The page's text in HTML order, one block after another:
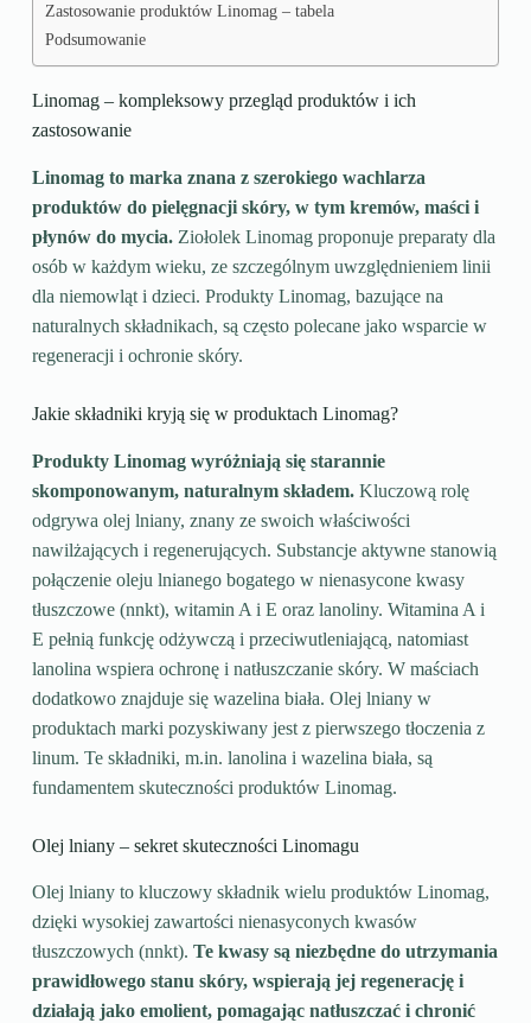
Zastosowanie produktów Linomag – tabela
Podsumowanie
Linomag – kompleksowy przegląd produktów i ich
zastosowanie
Linomag to marka znana z szerokiego wachlarza
produktów do pielęgnacji skóry, w tym kremów, maści i
płynów do mycia.Ziołolek Linomag proponuje preparaty dla
osób w każdym wieku, ze szczególnym uwzględnieniem linii
dla niemowląt i dzieci. Produkty Linomag, bazujące na
naturalnych składnikach, są często polecane jako wsparcie w
regeneracji i ochronie skóry.
Jakie składniki kryją się w produktach Linomag?
Produkty Linomag wyróżniają się starannie
skomponowanym, naturalnym składem.Kluczową rolę
odgrywa olej lniany, znany ze swoich właściwości
nawilżających i regenerujących. Substancje aktywne stanowią
połączenie oleju lnianego bogatego w nienasycone kwasy
tłuszczowe (nnkt), witamin A i E oraz lanoliny. Witamina A i
E pełnią funkcję odżywczą i przeciwutleniającą, natomiast
lanolina wspiera ochronę i natłuszczanie skóry. W maściach
dodatkowo znajduje się wazelina biała. Olej lniany w
produktach marki pozyskiwany jest z pierwszego tłoczenia z
linum. Te składniki, m.in. lanolina i wazelina biała, są
fundamentem skuteczności produktów Linomag.
Olej lniany – sekret skuteczności Linomagu
Olej lniany to kluczowy składnik wielu produktów Linomag,
dzięki wysokiej zawartości nienasyconych kwasów
tłuszczowych (nnkt). Te kwasy są niezbędne do utrzymania
prawidłowego stanu skóry, wspierają jej regenerację i
działają jako emolient, pomagając natłuszczać i chronić